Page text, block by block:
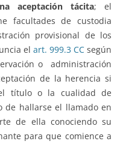
aceptación tácita; el
facultades de custodia
provisional de los
el art. 999.3 CC según
o administración
de la herencia si
título o la cualidad de
hallarse el llamado en
de ella conociendo su
para que comience a